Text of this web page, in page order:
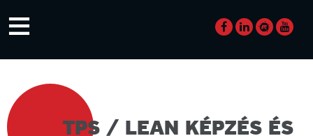
≡
TPS / LEAN KÉPZÉS ÉS